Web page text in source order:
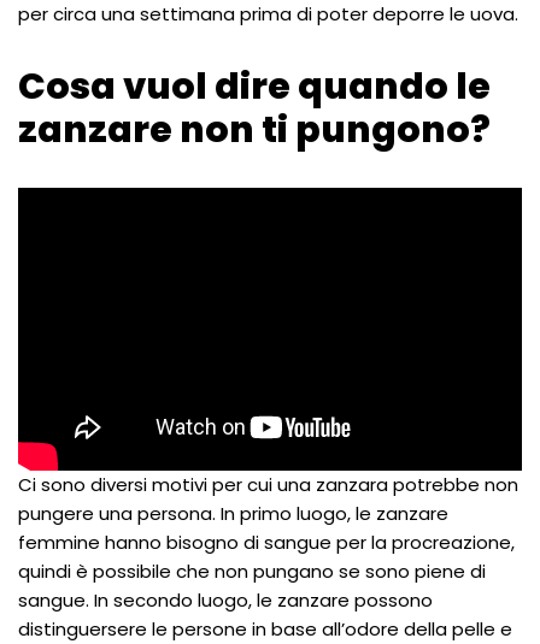
per circa una settimana prima di poter deporre le uova.
Cosa vuol dire quando le
zanzare non ti pungono?
Ci sono diversi motivi per cui una zanzara potrebbe non
pungere una persona. In primo luogo, le zanzare
femmine hanno bisogno di sangue per la procreazione,
quindi è possibile che non pungano se sono piene di
sangue. In secondo luogo, le zanzare possono
distinguersere le persone in base all’odore della pelle e